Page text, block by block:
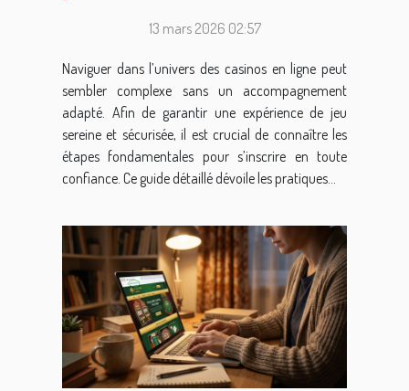
13 mars 2026 02:57
Naviguer dans l’univers des casinos en ligne peut
sembler complexe sans un accompagnement
adapté. Afin de garantir une expérience de jeu
sereine et sécurisée, il est crucial de connaître les
étapes fondamentales pour s’inscrire en toute
confiance. Ce guide détaillé dévoile les pratiques...